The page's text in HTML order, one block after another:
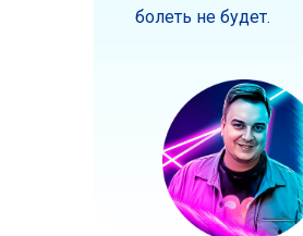
болеть не будет.